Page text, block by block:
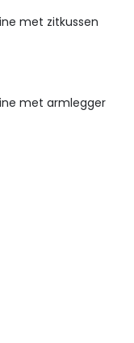
met zitkussen
met armlegger